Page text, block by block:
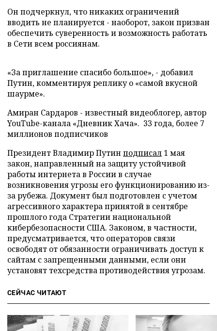
Он подчеркнул, что никаких ограничений
вводить не планируется - наоборот, закон призван
обеспечить суверенность и возможность работать
в Сети всем россиянам.
«За приглашение спасибо большое», - добавил
Путин, комментируя реплику о «самой вкусной
шаурме».
Амиран Сардаров - известный видеоблогер, автор
YouTube-канала «Дневник Хача». 33 года, более 7
миллионов подписчиков
Президент Владимир Путин подписал 1 мая
закон, направленный на защиту устойчивой
работы интернета в России в случае
возникновения угрозы его функционированию из-
за рубежа. Документ был подготовлен с учетом
агрессивного характера принятой в сентябре
прошлого года Стратегии национальной
кибербезопасности США. Законом, в частности,
предусматривается, что операторов связи
освободят от обязанности ограничивать доступ к
сайтам с запрещенными данными, если они
установят техсредства противодействия угрозам.
СЕЙЧАС ЧИТАЮТ